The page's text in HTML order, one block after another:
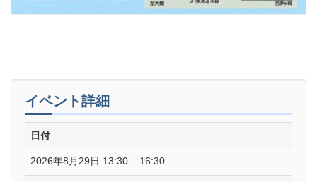
イベント詳細
日付
2026年8月29日 13:30 – 16:30